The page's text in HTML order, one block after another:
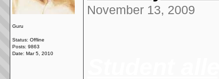
Guru
Status: Offline
Posts: 9863
Date: Mar 5, 2010
November 13, 2009